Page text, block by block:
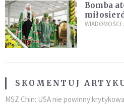
Bomba
WIADOMOŚCI
SKOMENTUJ
MSZ Chin: USA nie powinny